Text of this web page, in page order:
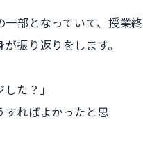
部となっていて、授業終
振り返りをします。
た？」
すればよかったと思